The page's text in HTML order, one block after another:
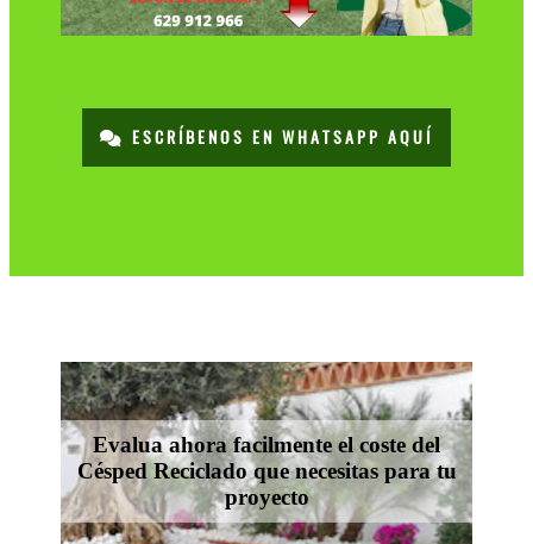
ESCRÍBENOS EN WHATSAPP AQUÍ
Evalua ahora facilmente el coste del
Césped Reciclado que necesitas para tu
proyecto